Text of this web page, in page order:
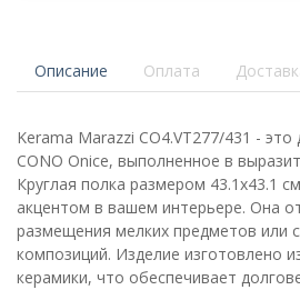
Описание Оплата
Kerama Marazzi CO4.VT277/431 -
CONO Onice, выполненное в
Круглая полка размером 43.1x43.1
акцентом в вашем интерьере. Она
размещения мелких предметов или
композиций. Изделие изготовлено
керамики, что обеспечивает